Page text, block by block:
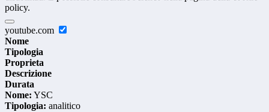
policy.
youtube.com
Nome
Tipologia
Proprieta
Descrizione
Durata
Nome: YSC
Tipologia: analitico